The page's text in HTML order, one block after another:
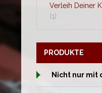
Verleih Deiner
(1)
PRODUKTE
Nicht nur mit